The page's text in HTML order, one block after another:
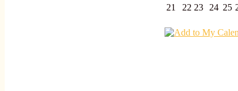
21 22 23 24 25